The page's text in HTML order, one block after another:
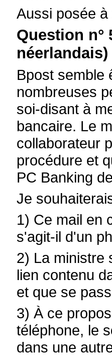
Aussi posée
Question n°
néerlandais)
Bpost semble
nombreuses
soi-disant à
bancaire. Le
collaborateur
procédure et
PC Banking
Je
1) Ce mail en
s'agit-il d'un
2) La ministre
lien contenu
et que se
3) À ce
téléphone, le
dans une